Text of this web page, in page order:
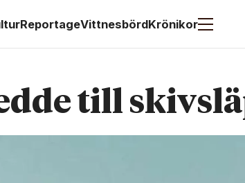
ReportageVittnesbördKrönikor
till